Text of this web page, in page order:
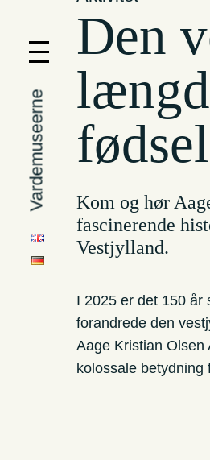
Vardemuseerne
Den
Kom og hør
fascinerende
Vestjylland.
I 2025 er det 150
forandrede den
Aage Kristian
kolossale